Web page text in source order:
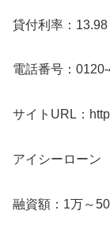
貸付利率：
電話番号：
サイトURL：
アイシーローン
融資額：1万～